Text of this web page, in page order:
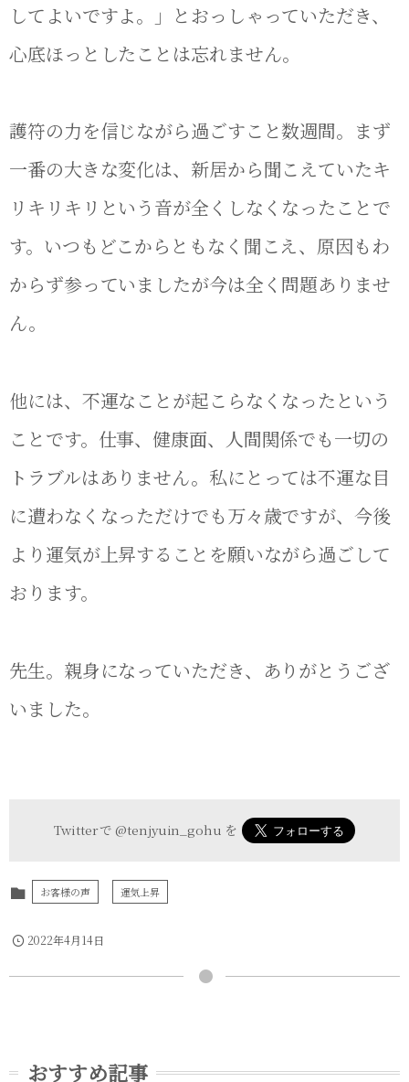
してよいですよ。」とおっしゃっていただき、
心底ほっとしたことは忘れません。
護符の力を信じながら過ごすこと数週間。まず
一番の大きな変化は、新居から聞こえていたキ
リキリキリという音が全くしなくなったことで
す。いつもどこからともなく聞こえ、原因もわ
からず参っていましたが今は全く問題ありませ
ん。
他には、不運なことが起こらなくなったという
ことです。仕事、健康面、人間関係でも一切の
トラブルはありません。私にとっては不運な目
に遭わなくなっただけでも万々歳ですが、今後
より運気が上昇することを願いながら過ごして
おります。
先生。親身になっていただき、ありがとうござ
いました。
Twitter で@tenjyuin_gohu を
お客様の声 運気上昇
2022年4月14日
おすすめ記事